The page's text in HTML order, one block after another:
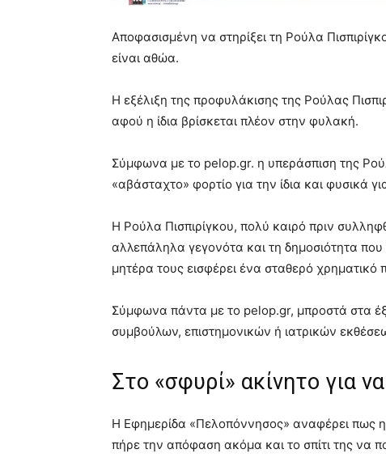
Αποφασισμένη να στηρίξει τη Ρούλα
είναι αθώα.
Η εξέλιξη της προφυλάκισης της Ρούλας
αφού η ίδια βρίσκεται πλέον στην φυλακή.
Σύμφωνα με το pelop.gr. η υπεράσπιση της
«αβάσταχτο» φορτίο για την ίδια και φυσικά
Η Ρούλα Πισπιρίγκου, πολύ καιρό πριν
αλλεπάληλα γεγονότα και τη δημοσιότητα
μητέρα τους εισφέρει ένα σταθερό
Σύμφωνα πάντα με το pelop.gr, μπροστά στα
συμβούλων, επιστημονικών ή ιατρικών
Στο «σφυρί» ακίνητο για
Η Εφημερίδα «Πελοπόννησος» αναφέρει πως η
πήρε την απόφαση ακόμα και το σπίτι της να